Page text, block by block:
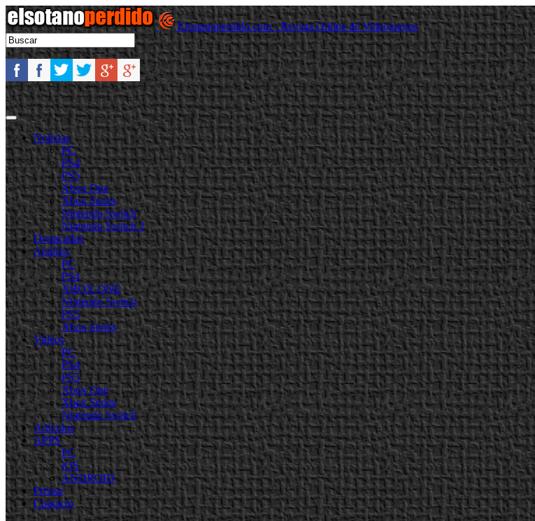
Elsotanoperdido.com - Revista Online de Videojuegos
Noticias
PC
PS4
PS5
Xbox One
Xbox Series
Nintendo Switch
Nintendo Switch 2
Destacadas
Análisis
PC
PS4
XBOX ONE
Nintendo Switch
PS5
Xbox Series
Videos
PC
PS4
PS5
Xbox One
Xbox Series
Nintendo Switch
Artículos
APPS
PC
iOS
ANDROID
Prensa
Contacto